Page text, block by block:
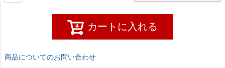
カートに入れる
商品についてのお問い合わせ